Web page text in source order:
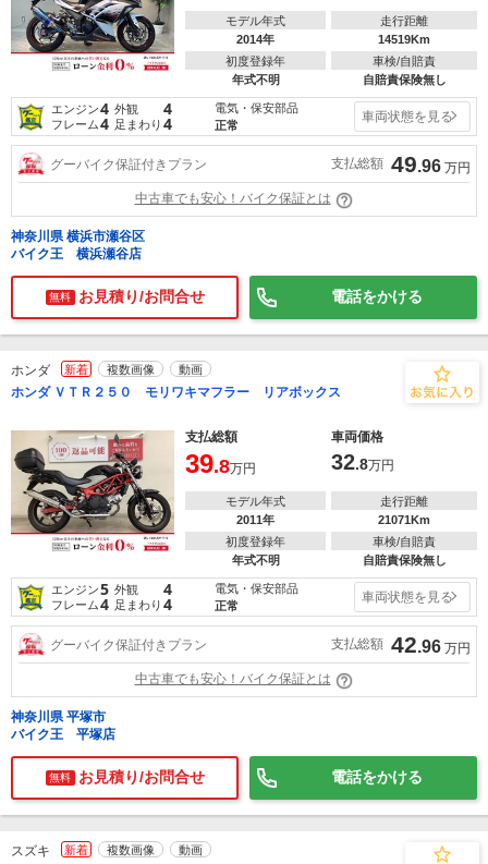
モデル年式
2014年
走行距離
14519Km
初度登録年
年式不明
車検/自賠責
自賠責保険無し
エンジン4 外観 4
フレーム4 足まわり 4
電気・保安部品
正常
車両状態を見る
グーバイク保証付きプラン 支払総額 49.96 万円
中古車でも安心！バイク保証とは
神奈川県 横浜市瀬谷区
バイク王 横浜瀬谷店
無料 お見積り/お問合せ 電話をかける
ホンダ 新着 複数画像 動画
ホンダ ＶＴＲ２５０ モリワキマフラー リアボックス
支払総額 車両価格
39.8万円 32.8万円
モデル年式
2011年
走行距離
21071Km
初度登録年
年式不明
車検/自賠責
自賠責保険無し
エンジン5 外観 4
フレーム4 足まわり 4
電気・保安部品
正常
車両状態を見る
グーバイク保証付きプラン 支払総額 42.96 万円
中古車でも安心！バイク保証とは
神奈川県 平塚市
バイク王 平塚店
無料 お見積り/お問合せ 電話をかける
スズキ 新着 複数画像 動画